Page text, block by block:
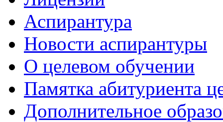
Аспирантура
Новости аспирантуры
О целевом обучении
Памятка абитуриента
Дополнительное